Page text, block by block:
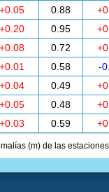
+0.05 0.88
+0.20 0.95
+0.08 0.72
+0.01 0.58
-
+0.04 0.49
+0.05 0.48
+0.03 0.59
(m) de las